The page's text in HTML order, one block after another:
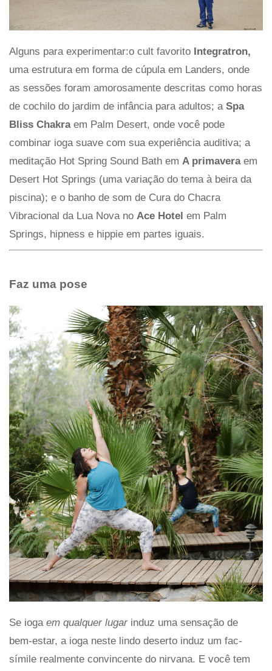
Alguns para experimentar:o cult favorito Integratron,
uma estrutura em forma de cúpula em Landers, onde
as sessões foram amorosamente descritas como horas
de cochilo do jardim de infância para adultos; a Spa
Bliss Chakra em Palm Desert, onde você pode
combinar ioga suave com sua experiência auditiva; a
meditação Hot Spring Sound Bath em A primavera em
Desert Hot Springs (uma variação do tema à beira da
piscina); e o banho de som de Cura do Chacra
Vibracional da Lua Nova no Ace Hotel em Palm
Springs, hipness e hippie em partes iguais.
Faz uma pose
Se ioga em qualquer lugar induz uma sensação de
bem-estar, a ioga neste lindo deserto induz um fac-
símile realmente convincente do nirvana. E você tem